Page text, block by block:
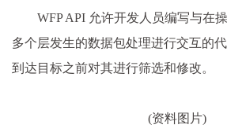
WFP API 允许开发人员编写与在
多个层发生的数据包处理进行交互的
到达目标之前对其进行筛选和修改。
(资料图片)